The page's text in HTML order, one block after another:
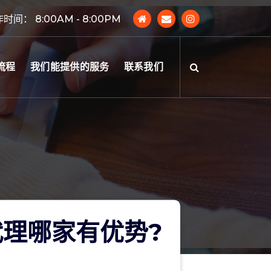
时间： 8:00AM - 8:00PM
程 我们能提供的服务 联系我们
哪家有优势?